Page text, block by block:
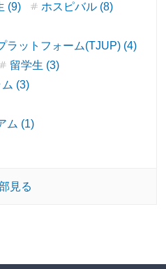
(9)
ホスピバル (8)
ラットフォーム(TJUP) (4)
留学生 (3)
(3)
ム (1)
見る